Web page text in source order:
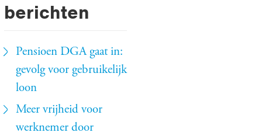
berichten
Pensioen DGA gaat in:
gevolg voor gebruikelijk
loon
Meer vrijheid voor
werknemer door